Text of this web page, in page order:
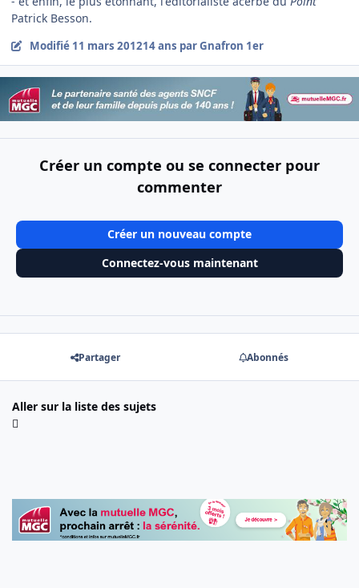
Patrick Besson.
Modifié 11 mars 201214 ans par Gnafron 1er
Créer un compte ou se connecter pour
commenter
Créer un nouveau compte
Connectez-vous maintenant
Partager Abonnés
Aller sur la liste des sujets